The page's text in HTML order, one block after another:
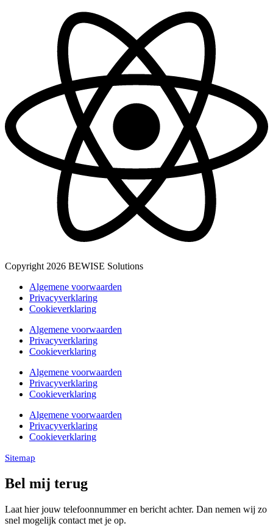
Copyright 2026 BEWISE Solutions
Algemene voorwaarden
Privacyverklaring
Cookieverklaring
Algemene voorwaarden
Privacyverklaring
Cookieverklaring
Algemene voorwaarden
Privacyverklaring
Cookieverklaring
Algemene voorwaarden
Privacyverklaring
Cookieverklaring
Sitemap
Bel mij terug
Laat hier jouw telefoonnummer en bericht achter. Dan nemen wij zo
snel mogelijk contact met je op.